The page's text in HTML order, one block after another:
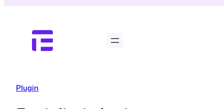
contenuto
Plugin